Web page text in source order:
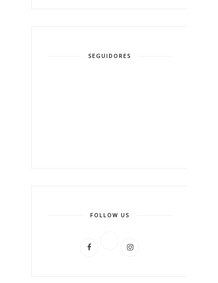
SEGUIDORES
FOLLOW US